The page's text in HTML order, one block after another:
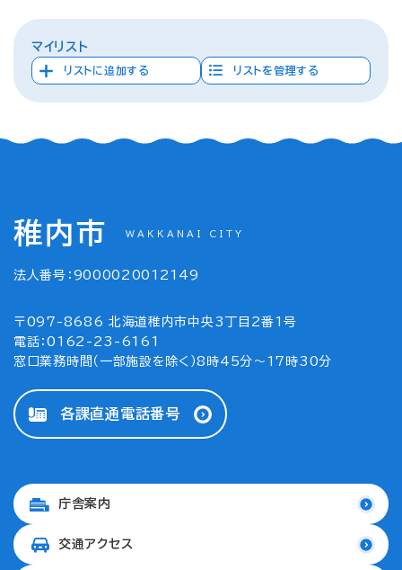
マイリスト
リストに追加する リストを管理する
稚内市 WAKKANAI CITY
法人番号：9000020012149
〒097-8686 北海道稚内市中央3丁目2番1号
電話：0162-23-6161
窓口業務時間（一部施設を除く）8時45分～17時30分
各課直通電話番号
庁舎案内
交通アクセス